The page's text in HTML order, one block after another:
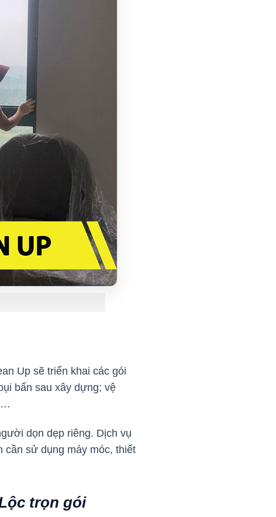
Up sẽ triển khai các gói
bẩn sau xây dựng; vệ
dọn dẹp riêng. Dịch vụ
sử dụng máy móc, thiết
trọn gói